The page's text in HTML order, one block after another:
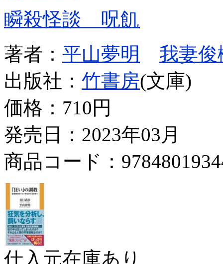
瞬殺怪談 呪飢
著者： 平山夢明
我妻俊
出版社： 竹書房(文庫)
価格： 710円
発売日：2023年03月
商品コード：
仕入元在庫あり